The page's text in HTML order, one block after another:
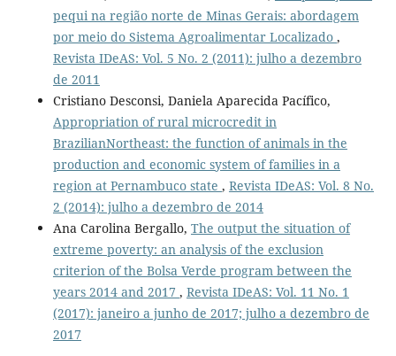
pequi na região norte de Minas Gerais: abordagem
por meio do Sistema Agroalimentar Localizado ,
Revista IDeAS: Vol. 5 No. 2 (2011): julho a dezembro
de 2011
Cristiano Desconsi, Daniela Aparecida Pacífico,
Appropriation of rural microcredit in
BrazilianNortheast: the function of animals in the
production and economic system of families in a
region at Pernambuco state , Revista IDeAS: Vol. 8 No.
2 (2014): julho a dezembro de 2014
Ana Carolina Bergallo, The output the situation of
extreme poverty: an analysis of the exclusion
criterion of the Bolsa Verde program between the
years 2014 and 2017 , Revista IDeAS: Vol. 11 No. 1
(2017): janeiro a junho de 2017; julho a dezembro de
2017